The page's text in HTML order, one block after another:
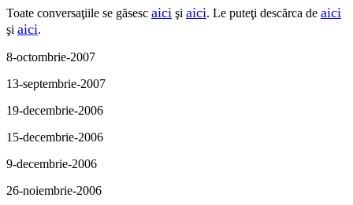
Toate conversaţiile se găsesc aici şi aici. Le puteţi descărca de aici
şi aici.
8-octombrie-2007
13-septembrie-2007
19-decembrie-2006
15-decembrie-2006
9-decembrie-2006
26-noiembrie-2006